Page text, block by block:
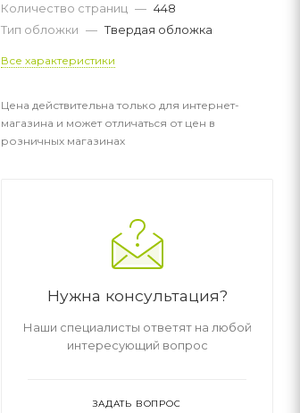
Количество страниц — 448
Тип обложки — Твердая обложка
Все характеристики
Цена действительна только для интернет-
магазина и может отличаться от цен в
розничных магазинах
Нужна консультация?
Наши специалисты ответят на любой
интересующий вопрос
ЗАДАТЬ ВОПРОС